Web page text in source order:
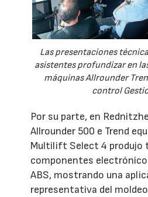
Las presentaciones
asistentes profundizar en
máquinas Allrounder
control
Por su parte, en
Allrounder 500 e Trend
Multilift Select 4 produjo
componentes
ABS, mostrando una
representativa del